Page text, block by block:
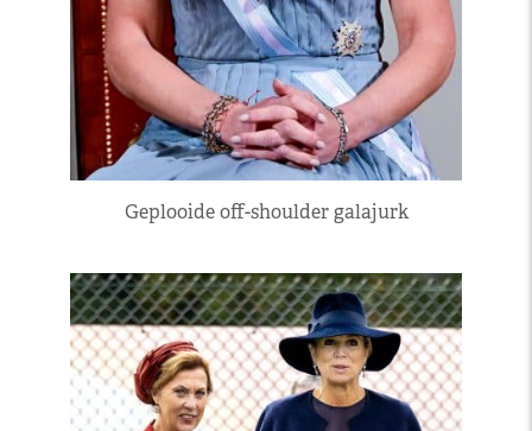
Geplooide off-shoulder galajurk